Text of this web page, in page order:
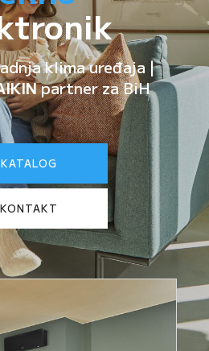
klima uređaja |
partner za BiH
KATALOG
KONTAKT